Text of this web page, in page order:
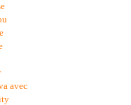
avec